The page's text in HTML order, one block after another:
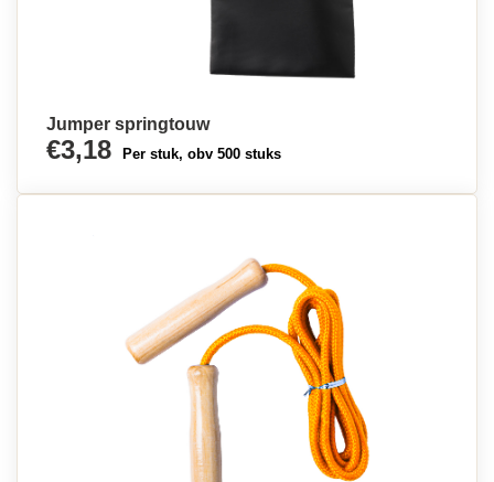
Jumper springtouw
€3,18 Per stuk, obv 500 stuks